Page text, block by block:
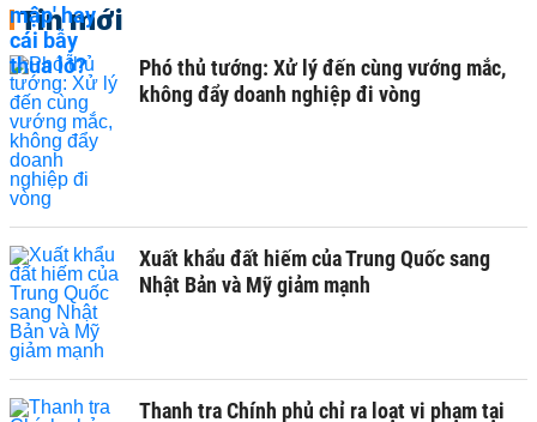
Tin mới
Phó thủ tướng: Xử lý đến cùng vướng mắc,
không đẩy doanh nghiệp đi vòng
Xuất khẩu đất hiếm của Trung Quốc sang
Nhật Bản và Mỹ giảm mạnh
Thanh tra Chính phủ chỉ ra loạt vi phạm tại